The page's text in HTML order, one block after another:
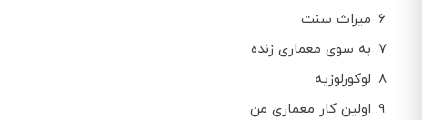
میراث سنت
به سوی معماری زنده
لوکورلوزیه
اولین کار معماری من